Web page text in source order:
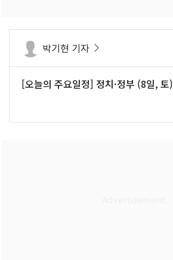
박기현 기자
[오늘의 주요일정] 정치·정부 (8일, 토)